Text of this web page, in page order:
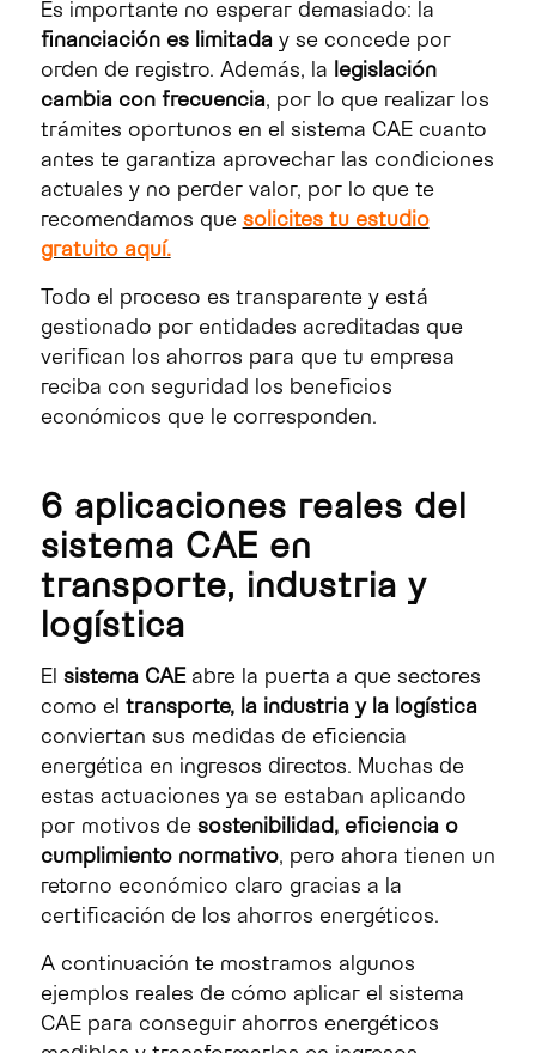
Es importante no esperar demasiado: la
financiación es limitaday se concede por
orden de registro. Además, la legislación
cambia con frecuencia, por lo que realizar los
trámites oportunos en el sistema CAE cuanto
antes te garantiza aprovechar las condiciones
actuales y no perder valor, por lo que te
recomendamos que solicites tu estudio
gratuito aquí.
Todo el proceso es transparente y está
gestionado por entidades acreditadas que
verifican los ahorros para que tu empresa
reciba con seguridad los beneficios
económicos que le corresponden.
6 aplicaciones reales del
sistema CAE en
transporte, industria y
logística
El sistema CAEabre la puerta a que sectores
como el transporte, la industria y la logística
conviertan sus medidas de eficiencia
energética en ingresos directos. Muchas de
estas actuaciones ya se estaban aplicando
por motivos de sostenibilidad, eficiencia o
cumplimiento normativo, pero ahora tienen un
retorno económico claro gracias a la
certificación de los ahorros energéticos.
A continuación te mostramos algunos
ejemplos reales de cómo aplicar el sistema
CAE para conseguir ahorros energéticos